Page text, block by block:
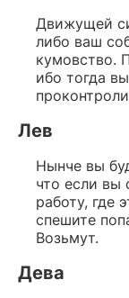
Движущей
либо ваш
кумовство.
ибо тогда
Лев
Нынче вы
что если вы
работу, где
спешите
Возьмут.
Дева